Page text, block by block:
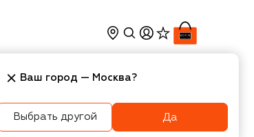
Косметика Интерьер
Ваш город — Москва?
Выбрать другой Да